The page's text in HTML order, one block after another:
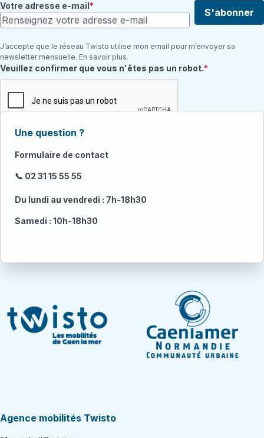
Votre adresse e-mail
S'abonner
J’accepte que le réseau Twisto utilise mon email pour m’envoyer sa
newsletter mensuelle. En savoir plus.
Champ requis
Veuillez confirmer que vous n'êtes pas un robot.
Une question ?
Formulaire de contact
📞 02 31 15 55 55
Du lundi au vendredi : 7h-18h30
Samedi : 10h-18h30
Agence mobilités Twisto